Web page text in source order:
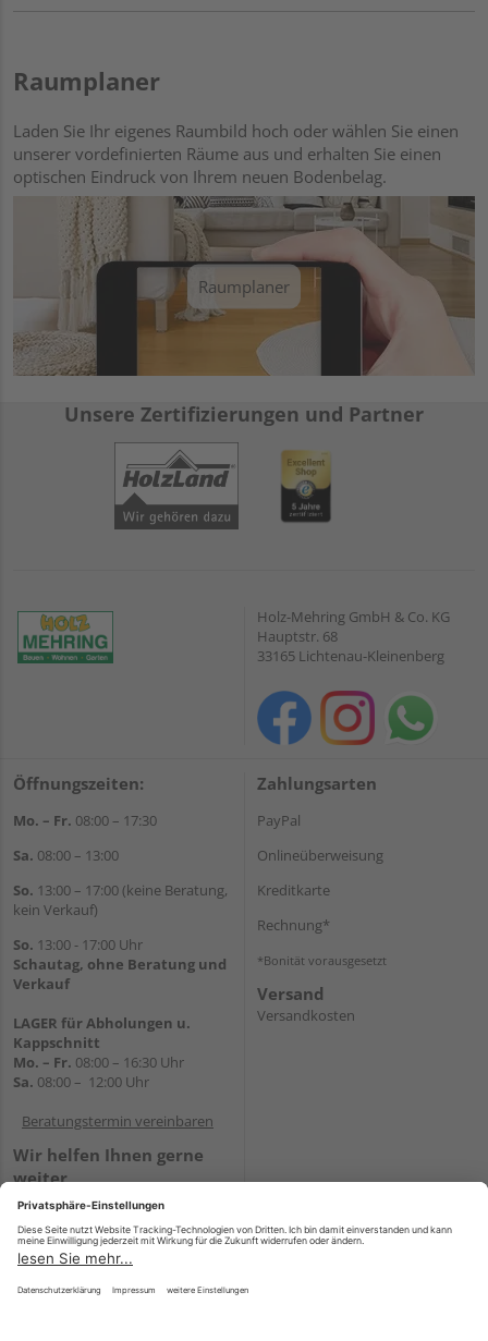
Raumplaner
Laden Sie Ihr eigenes Raumbild hoch oder wählen Sie einen
unserer vordefinierten Räume aus und erhalten Sie einen
optischen Eindruck von Ihrem neuen Bodenbelag.
Raumplaner
Unsere Zertifizierungen und Partner
Holz-Mehring GmbH & Co. KG
Hauptstr. 68
33165 Lichtenau-Kleinenberg
Öffnungszeiten:
Mo. – Fr. 08:00 – 17:30
Sa. 08:00 – 13:00
So. 13:00 – 17:00 (keine Beratung,
kein Verkauf)
So. 13:00 - 17:00 Uhr
Schautag, ohne Beratung und
Verkauf
LAGER für Abholungen u.
Kappschnitt
Mo. – Fr. 08:00 – 16:30 Uhr
Sa. 08:00 – 12:00 Uhr
Beratungstermin vereinbaren
Wir helfen Ihnen gerne
weiter
Tel.:+49 5647 94660
WhatsApp
Zahlungsarten
PayPal
Onlineüberweisung
Kreditkarte
Rechnung*
*Bonität vorausgesetzt
Versand
Versandkosten